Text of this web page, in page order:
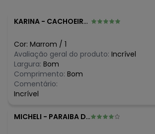
maio/2026
março/2026
fevereiro/2026
KARINA - CACHOEIRO DE ITAPEMIRIM - ES
Cor: Marrom / 1
Avaliação geral do produto: Incrível
Largura: Bom
Comprimento: Bom
Comentário:
Incrível
MICHELI - PARAIBA DO SUL - RJ